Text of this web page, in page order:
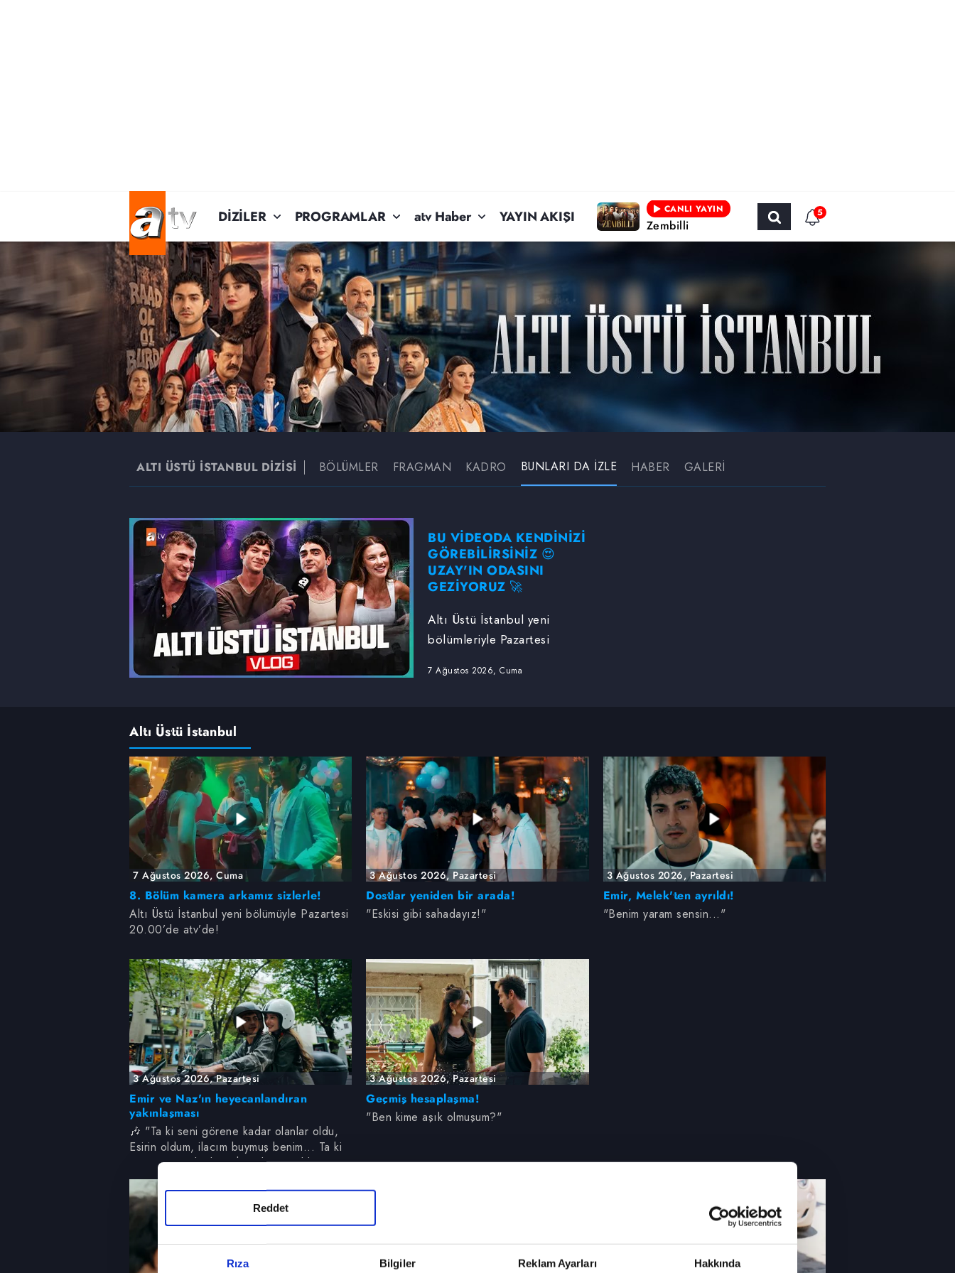
Rıza Bilgiler Reklam Ayarları Hakkında
Reddet
DİZİLER PROGRAMLAR atv Haber YAYIN AKIŞI CANLI YAYIN
Zembilli
5
ALTI ÜSTÜ İSTANBUL DİZİSİ BÖLÜMLER FRAGMAN KADRO BUNLARI DA İZLE HABER GALERİ
BU VİDEODA KENDİNİZİ
GÖREBİLİRSİNİZ 😍
UZAY'IN ODASINI
GEZİYORUZ 🚀
Altı Üstü İstanbul yeni
bölümleriyle Pazartesi
7 Ağustos 2026, Cuma
Altı Üstü İstanbul
7 Ağustos 2026, Cuma
8. Bölüm kamera arkamız sizlerle!
Altı Üstü İstanbul yeni bölümüyle Pazartesi
20.00’de atv’de!
3 Ağustos 2026, Pazartesi
Dostlar yeniden bir arada!
"Eskisi gibi sahadayız!"
3 Ağustos 2026, Pazartesi
Emir, Melek'ten ayrıldı!
"Benim yaram sensin..."
3 Ağustos 2026, Pazartesi
Emir ve Naz'ın heyecanlandıran
yakınlaşması
🎶 "Ta ki seni görene kadar olanlar oldu,
Esirin oldum, ilacım buymuş benim... Ta ki
seni görene kadar ruhumdan vuruldum,
Sana da aşk olsun olmayacaksan benim..."
🎶
3 Ağustos 2026, Pazartesi
Geçmiş hesaplaşma!
"Ben kime aşık olmuşum?"